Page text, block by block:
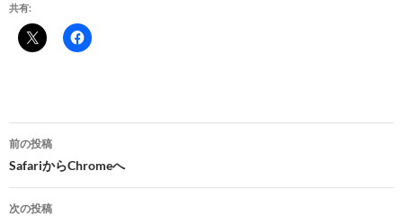
共有:
投
稿
ナ
前の投稿
SafariからChromeへ
次の投稿